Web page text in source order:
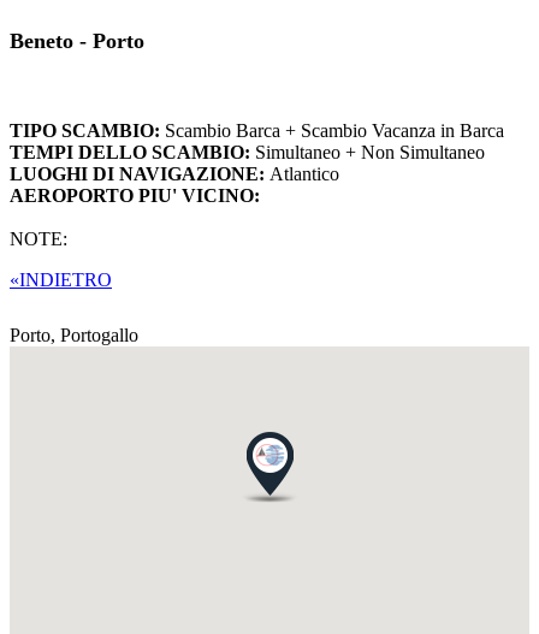
Beneto - Porto
TIPO SCAMBIO: Scambio Barca + Scambio Vacanza in Barca
TEMPI DELLO SCAMBIO: Simultaneo + Non Simultaneo
LUOGHI DI NAVIGAZIONE: Atlantico
AEROPORTO PIU' VICINO:
NOTE:
«INDIETRO
Porto, Portogallo